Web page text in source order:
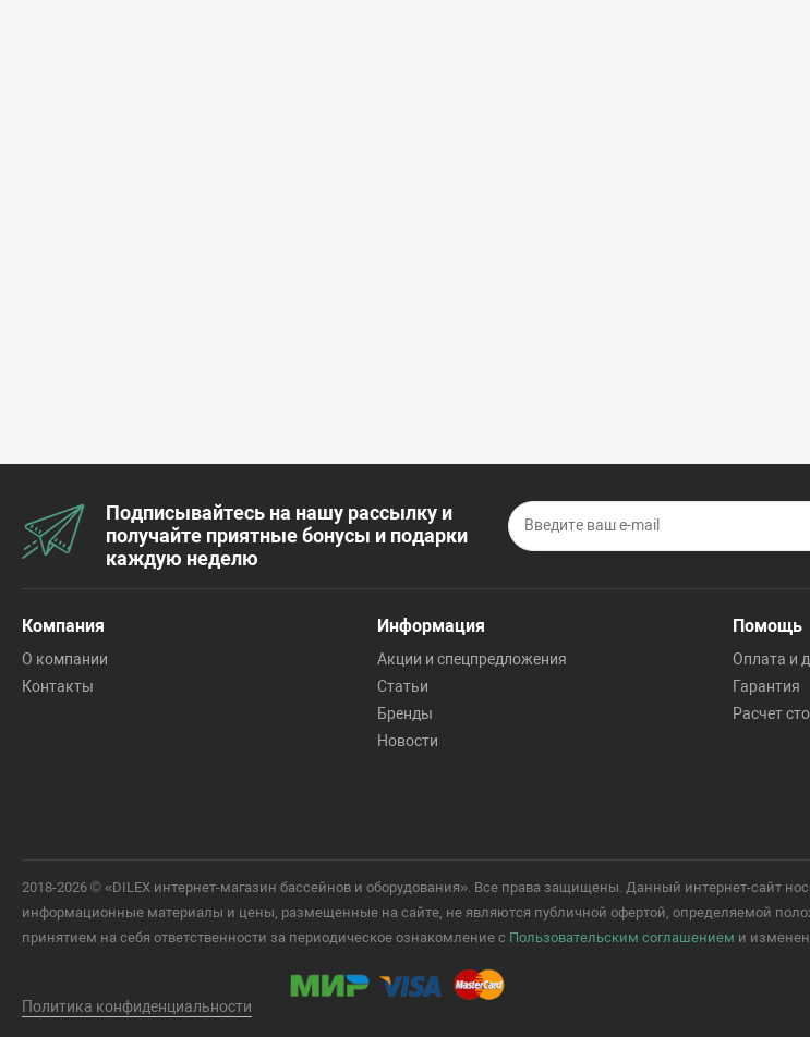
Подписывайтесь на нашу рассылку и
получайте приятные бонусы и подарки
каждую неделю
Компания
О компании
Контакты
Информация
Акции и спецпредложения
Статьи
Бренды
Новости
Помощь
Оплата и
Гарантия
Расчет
2018-2026 © «DILEX интернет-магазин бассейнов и оборудования». Все права защищены. Данный интернет-сайт
информационные материалы и цены, размещенные на сайте, не являются публичной офертой, определяемой
принятием на себя ответственности за периодическое ознакомление с Пользовательским соглашением и
Политика конфиденциальности